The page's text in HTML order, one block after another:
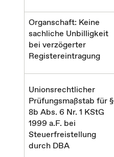
Organschaft: Keine
sachliche Unbilligkeit
bei verzögerter
Registereintragung
Unionsrechtlicher
Prüfungsmaßstab für §
8b Abs. 6 Nr. 1 KStG
1999 a.F. bei
Steuerfreistellung
durch DBA